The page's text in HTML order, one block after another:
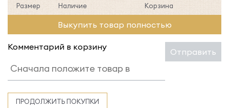
Размер Наличие Корзина
Выкупить товар полностью
Комментарий в корзину Отправить
ПРОДОЛЖИТЬ ПОКУПКИ